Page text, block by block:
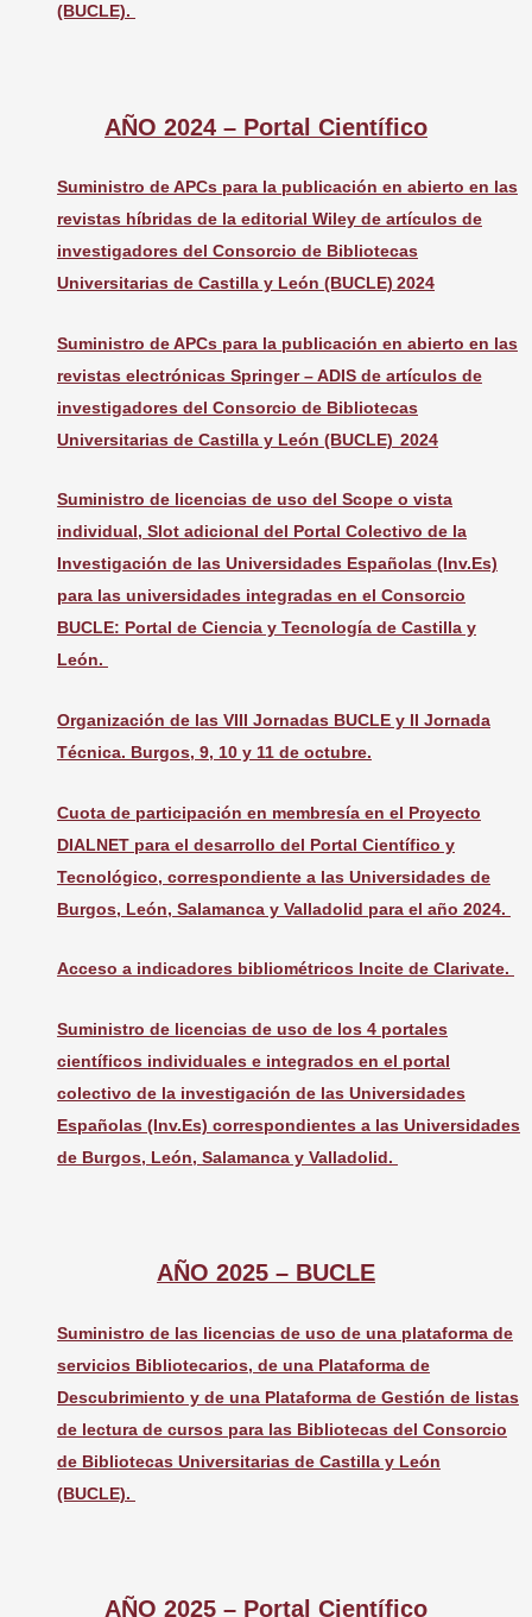
(BUCLE).
AÑO 2024 – Portal Científico
Suministro de APCs para la publicación en abierto en las
revistas híbridas de la editorial Wiley de artículos de
investigadores del Consorcio de Bibliotecas
Universitarias de Castilla y León (BUCLE) 2024
Suministro de APCs para la publicación en abierto en las
revistas electrónicas Springer – ADIS de artículos de
investigadores del Consorcio de Bibliotecas
Universitarias de Castilla y León (BUCLE) 2024
Suministro de licencias de uso del Scope o vista
individual, Slot adicional del Portal Colectivo de la
Investigación de las Universidades Españolas (Inv.Es)
para las universidades integradas en el Consorcio
BUCLE: Portal de Ciencia y Tecnología de Castilla y
León.
Organización de las VIII Jornadas BUCLE y II Jornada
Técnica. Burgos, 9, 10 y 11 de octubre.
Cuota de participación en membresía en el Proyecto
DIALNET para el desarrollo del Portal Científico y
Tecnológico, correspondiente a las Universidades de
Burgos, León, Salamanca y Valladolid para el año 2024.
Acceso a indicadores bibliométricos Incite de Clarivate.
Suministro de licencias de uso de los 4 portales
científicos individuales e integrados en el portal
colectivo de la investigación de las Universidades
Españolas (Inv.Es) correspondientes a las Universidades
de Burgos, León, Salamanca y Valladolid.
AÑO 2025 – BUCLE
Suministro de las licencias de uso de una plataforma de
servicios Bibliotecarios, de una Plataforma de
Descubrimiento y de una Plataforma de Gestión de listas
de lectura de cursos para las Bibliotecas del Consorcio
de Bibliotecas Universitarias de Castilla y León
(BUCLE).
AÑO 2025 – Portal Científico